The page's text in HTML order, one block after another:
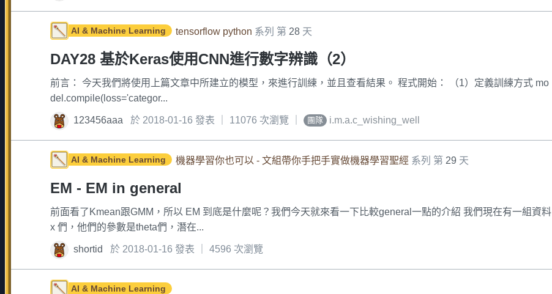
AI & Machine Learning tensorflow python 系列 第 28 天
DAY28 基於Keras使用CNN進行數字辨識（2）
前言： 今天我們將使用上篇文章中所建立的模型，來進行訓練，並且查看結果。 程式開始： （1）定義訓練方式 mo
del.compile(loss='categor...
123456aaa 於 2018-01-16 發表 ｜ 11076 次瀏覽 ｜ 團隊 i.m.a.c_wishing_well
AI & Machine Learning 機器學習你也可以 - 文組帶你手把手實做機器學習聖經 系列 第 29 天
EM - EM in general
前面看了Kmean跟GMM，所以 EM 到底是什麼呢？我們今天就來看一下比較general一點的介紹 我們現在有一組資料
x 們，他們的參數是theta們，潛在...
shortid 於 2018-01-16 發表 ｜ 4596 次瀏覽
AI & Machine Learning